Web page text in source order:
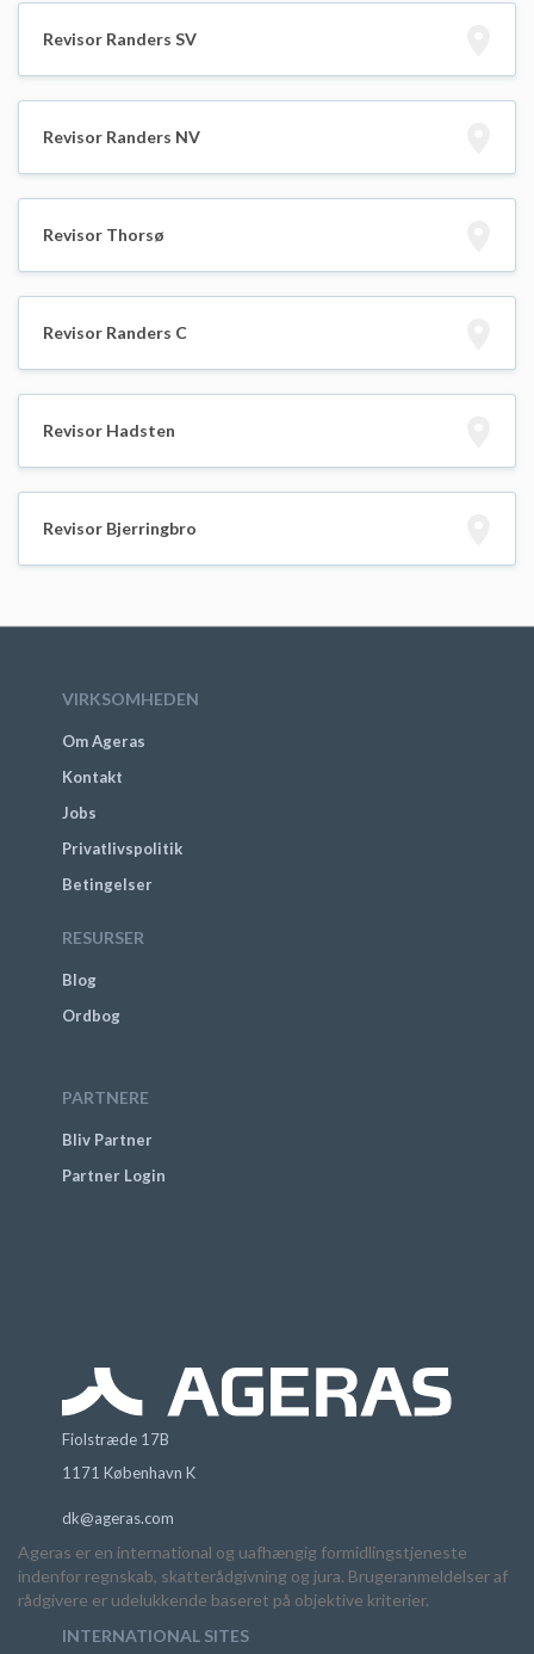
Revisor Randers SV
Revisor Randers NV
Revisor Thorsø
Revisor Randers C
Revisor Hadsten
Revisor Bjerringbro
VIRKSOMHEDEN
Om Ageras
Kontakt
Jobs
Privatlivspolitik
Betingelser
RESURSER
Blog
Ordbog
PARTNERE
Bliv Partner
Partner Login
Fiolstræde 17B
1171 København K
dk@ageras.com
Ageras er en international og uafhængig formidlingstjeneste
indenfor regnskab, skatterådgivning og jura. Brugeranmeldelser af
rådgivere er udelukkende baseret på objektive kriterier.
INTERNATIONAL SITES